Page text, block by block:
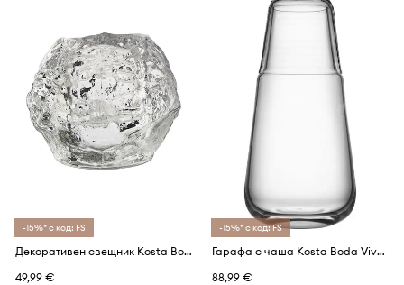
-15%* с код: FS
Декоративен свещник Kosta Boda Snowball 9 cm
49,99 €
-15%* с код: FS
Гарафа с чаша Kosta Boda Viva 900 / 200 ml
88,99 €